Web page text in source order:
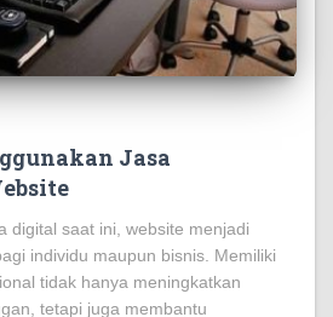
Jasa
digital saat ini, website menjadi
individu maupun bisnis. Memiliki
tidak hanya meningkatkan
tetapi juga membantu